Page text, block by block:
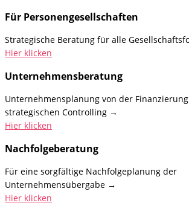
Für Personen­gesellschaften
Strategische Beratung für alle
Hier klicken
Unternehmens­beratung
Unternehmensplanung von der
strategischen Controlling →
Hier klicken
Nachfolge­beratung
Für eine sorgfältige Nachfolgeplanung der
Unternehmensübergabe →
Hier klicken